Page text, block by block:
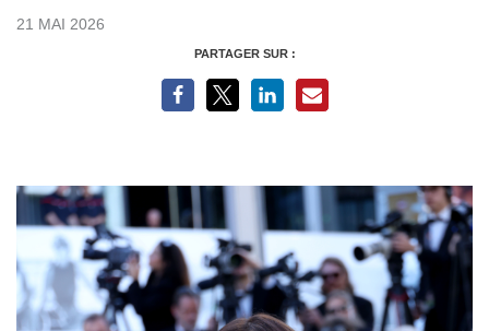
21 MAI 2026
PARTAGER SUR :